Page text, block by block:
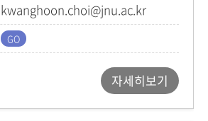
kwanghoon.choi@jnu.ac.kr
자세히보기